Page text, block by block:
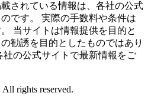
されている情報は、各社の公式
です。 実際の手数料や条件は
当サイトは情報提供を目的と
勧誘を目的としたものではあり
社の公式サイトで最新情報をご
rights reserved.